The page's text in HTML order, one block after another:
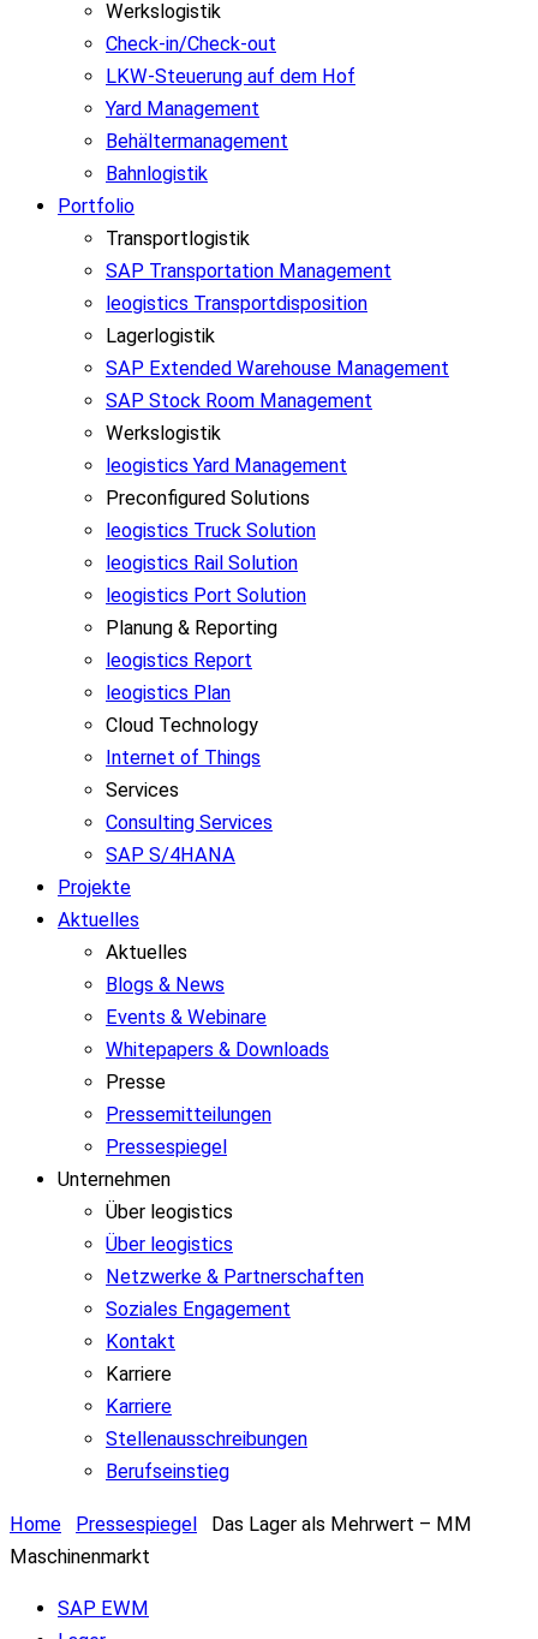
Werkslogistik
Check-in/Check-out
LKW-Steuerung auf dem Hof
Yard Management
Behältermanagement
Bahnlogistik
Portfolio
Transportlogistik
SAP Transportation Management
leogistics Transportdisposition
Lagerlogistik
SAP Extended Warehouse Management
SAP Stock Room Management
Werkslogistik
leogistics Yard Management
Preconfigured Solutions
leogistics Truck Solution
leogistics Rail Solution
leogistics Port Solution
Planung & Reporting
leogistics Report
leogistics Plan
Cloud Technology
Internet of Things
Services
Consulting Services
SAP S/4HANA
Projekte
Aktuelles
Aktuelles
Blogs & News
Events & Webinare
Whitepapers & Downloads
Presse
Pressemitteilungen
Pressespiegel
Unternehmen
Über leogistics
Über leogistics
Netzwerke & Partnerschaften
Soziales Engagement
Kontakt
Karriere
Karriere
Stellenausschreibungen
Berufseinstieg
Home Pressespiegel
Das Lager als Mehrwert – MM
Maschinenmarkt
SAP EWM